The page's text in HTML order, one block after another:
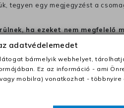
tegyen egy megjegyzést a
ha ezeket nem megfelelő
3 munkanapon belül a
(+400 Ft utánvétte)
számolunk fel (oda -vissza út)
adatvédelemedet
bármelyik webhelyet,
Ez az információ - ami
mobilra) vonatkozhat -